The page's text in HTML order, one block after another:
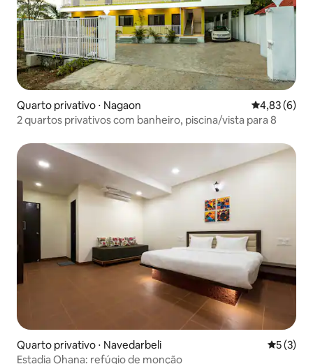
Quarto privativo ⋅ Nagaon 4,83 de uma
4,83 (6)
2 quartos privativos com banheiro, piscina/vista para 8
Quarto privativo ⋅ Navedarbeli 5 de
5 (3)
Estadia Ohana: refúgio de monção